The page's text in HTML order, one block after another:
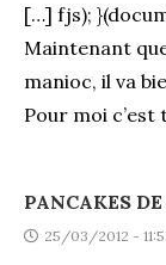
[…] fjs);
Maintenant
manioc, il va
Pour moi
PANCAKES
25/03/2012 -